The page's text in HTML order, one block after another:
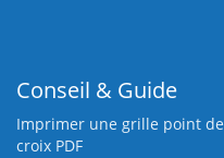
Conseil & Guide
Imprimer une grille point de
croix PDF